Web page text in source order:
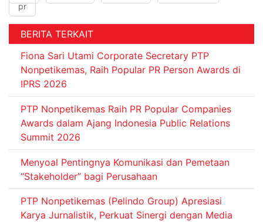
pr
BERITA TERKAIT
Fiona Sari Utami Corporate Secretary PTP
Nonpetikemas, Raih Popular PR Person Awards di
IPRS 2026
PTP Nonpetikemas Raih PR Popular Companies
Awards dalam Ajang Indonesia Public Relations
Summit 2026
Menyoal Pentingnya Komunikasi dan Pemetaan
“Stakeholder” bagi Perusahaan
PTP Nonpetikemas (Pelindo Group) Apresiasi
Karya Jurnalistik, Perkuat Sinergi dengan Media